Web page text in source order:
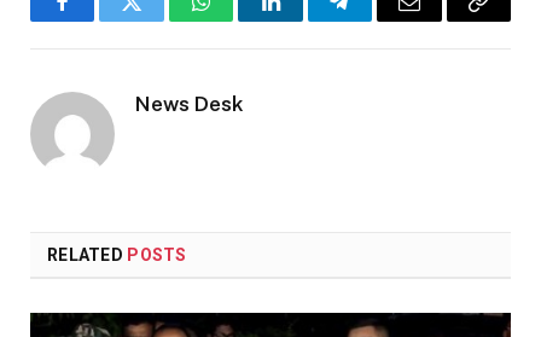
FacebookTwitter WhatsAppLinkedInTelegramEmail
Copy
News Desk
RELATED POSTS